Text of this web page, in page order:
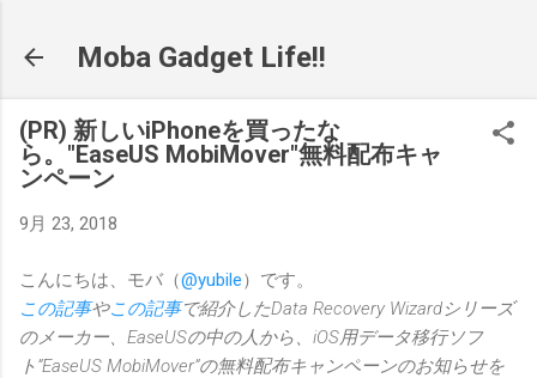
Moba Gadget Life!!
(PR) 新しいiPhoneを買ったな
ら。"EaseUS MobiMover"無料配布キャ
ンペーン
9月 23, 2018
こんにちは、モバ（@yubile）です。
この記事やこの記事で紹介したData Recovery Wizardシリーズ
のメーカー、EaseUSの中の人から、iOS用データ移行ソフ
ト”EaseUS MobiMover”の無料配布キャンペーンのお知らせを